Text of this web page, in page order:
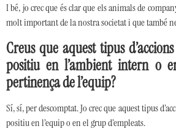
I bé, jo crec que és clar que els animals de
molt important de la nostra societat i que també
Creus que aquest tipus
positiu en l’ambient intern o
pertinença de l’equip?
Sí, sí, per descomptat. Jo crec que aquest tipus
positiu en l’equip o en el grup d’empleats.